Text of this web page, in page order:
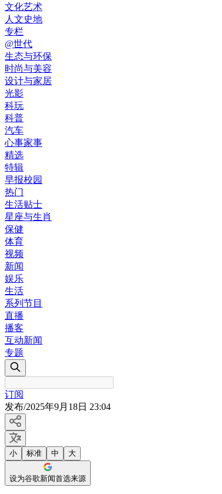
文化艺术
人文史地
专栏
@世代
生态与环保
时尚与美容
设计与家居
光影
科玩
科普
汽车
心事家事
精选
特辑
早报校园
热门
生活贴士
星座与生肖
保健
体育
视频
新闻
娱乐
生活
系列节目
直播
播客
互动新闻
专题
订阅
发布/2025年9月18日 23:04
小 标准 中 大
设为谷歌新闻首选来源